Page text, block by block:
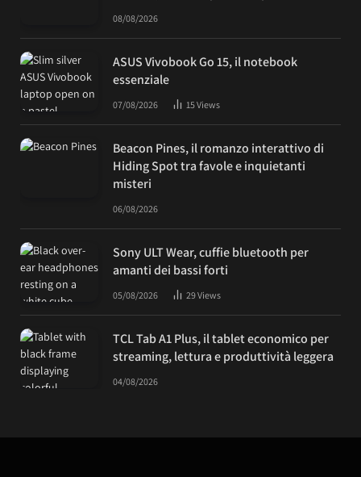
08/08/2026
ASUS Vivobook Go 15, il notebook
essenziale
07/08/2026 15Views
Beacon Pines, il romanzo interattivo di
Hiding Spot tra favole e inquietanti
misteri
06/08/2026
Sony ULT Wear, cuffie bluetooth per
amanti dei bassi forti
05/08/2026 29Views
TCL Tab A1 Plus, il tablet economico per
streaming, lettura e produttività leggera
04/08/2026